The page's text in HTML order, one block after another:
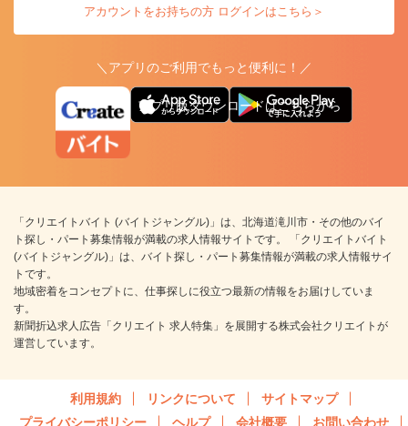
アカウントをお持ちの方 ログインはこちら＞
＼アプリのご利用でもっと便利に！／
アプリ版ダウンロードはこちらから
「クリエイトバイト (バイトジャングル)」は、北海道滝川市・その他のバイ
ト探し・パート募集情報が満載の求人情報サイトです。 「クリエイトバイト
(バイトジャングル)」は、バイト探し・パート募集情報が満載の求人情報サイ
トです。
地域密着をコンセプトに、仕事探しに役立つ最新の情報をお届けしていま
す。
新聞折込求人広告「クリエイト 求人特集」を展開する株式会社クリエイトが
運営しています。
利用規約 リンクについて
サイトマップ
プライバシーポリシー
ヘルプ 会社概要 お問い合わせ